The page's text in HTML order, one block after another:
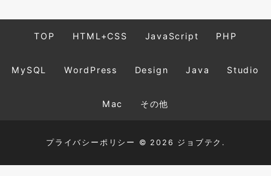
TOP HTML+CSS JavaScript PHP
MySQL WordPress Design Java Studio
Mac その他
プライバシーポリシー © 2026 ジョブテク.